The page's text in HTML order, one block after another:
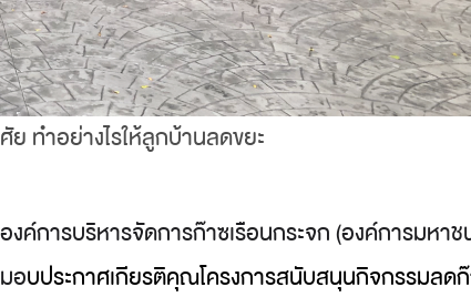
ทำอย่างไรให้ลูกบ้านลดขยะ
ค์การบริหารจัดการก๊าซเรือนกระจก (องค์การมหาช
อบประกาศเกียรติคุณโครงการสนับสนุนกิจกรรมลดก๊